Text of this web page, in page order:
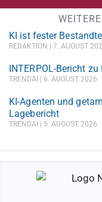
KI ist fester
REDAKTION 7. AUGUST
INTERPOL-Bericht
TRENDAI 6. AUGUST 2026
KI-Agenten und
Lagebericht
TRENDAI 5. AUGUST 2026